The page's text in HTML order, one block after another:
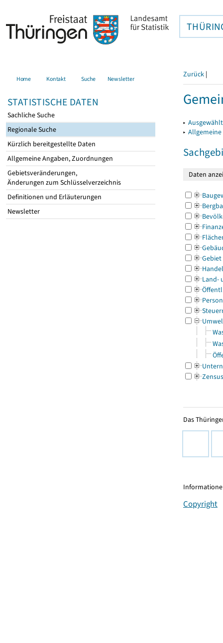
Home Kontakt Suche Newsletter
STATISTISCHE DATEN
Sachliche Suche
Regionale Suche
Kürzlich bereitgestellte Daten
Allgemeine Angaben, Zuordnungen
Gebietsveränderungen,
Änderungen zum Schlüsselverzeichnis
Definitionen und Erläuterungen
Newsletter
Zurück |
▸
▸
Gebiet
Land-
Zensus
Das
Copyright